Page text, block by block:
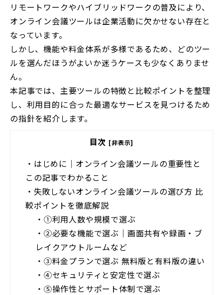
リモートワークやハイブリッドワークの普及により、
オンライン会議ツールは企業活動に欠かせない存在と
なっています。
しかし、機能や料金体系が多様であるため、どのツー
ルを選んだほうがよいか迷うケースも少なくありませ
ん。
本記事では、主要ツールの特徴と比較ポイントを整理
し、利用目的に合った最適なサービスを見つけるため
の指針を紹介します。
目次 [非表示]
・ はじめに｜オンライン会議ツールの重要性と
この記事でわかること
・ 失敗しないオンライン会議ツールの選び方 比
較ポイントを徹底解説
・ ①利用人数や規模で選ぶ
・ ②必要な機能で選ぶ｜画面共有や録画・ブ
レイクアウトルームなど
・ ③料金プランで選ぶ 無料版と有料版の違い
・ ④セキュリティと安定性で選ぶ
・ ⑤操作性とサポート体制で選ぶ